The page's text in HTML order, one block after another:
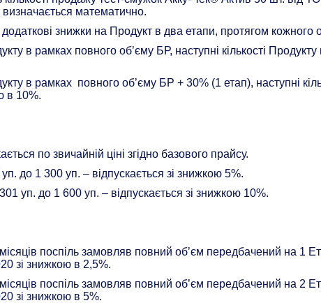
математично.
знижки на Продукт в два етапи, протягом кожного
в рамках повного об’єму БР, наступні кількості
в рамках повного об’єму БР + 30% (1 етап), наступні
в 10%.
по звичайній ціні згідно базового прайсу.
до 1 300 уп. – відпускається зі знижкою 5%.
уп. до 1 600 уп. – відпускається зі знижкою 10%.
поспіль замовляв повний об’єм передбачений на 1
зі знижкою в 2,5%.
поспіль замовляв повний об’єм передбачений на 2
зі знижкою в 5%.